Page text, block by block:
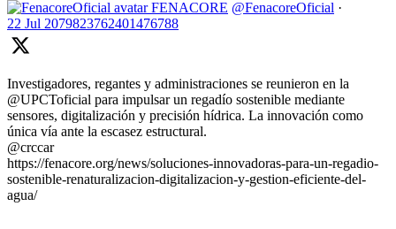
FENACORE @FenacoreOficial ·
22 Jul 2079823762401476788
Investigadores, regantes y administraciones se reunieron en la
@UPCToficial para impulsar un regadío sostenible mediante
sensores, digitalización y precisión hídrica. La innovación como
única vía ante la escasez estructural.
@crccar
https://fenacore.org/news/soluciones-innovadoras-para-un-regadio-
sostenible-renaturalizacion-digitalizacion-y-gestion-eficiente-del-
agua/